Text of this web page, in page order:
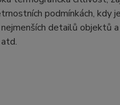
podmínkách, kdy
detailů objektů